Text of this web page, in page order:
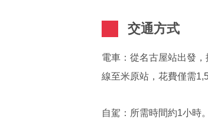
交通方式
電車：從名古屋站出發
線至米原站，花費僅需
自駕：所需時間約1小時。